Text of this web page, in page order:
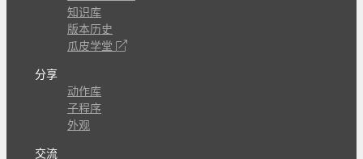
知识库
版本历史
瓜皮学堂
分享
动作库
子程序
外观
交流